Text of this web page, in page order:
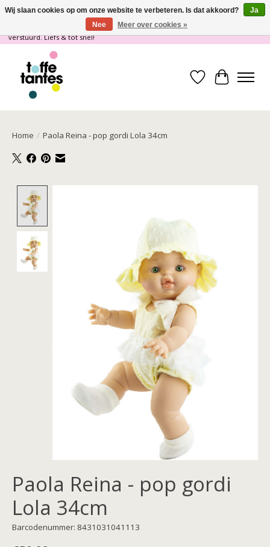
Wij gaan op vakantie! vanaf 4 juli t/m 21 juli worden er geen pakketjes
verstuurd. Liefs & tot snel!
Verlanglijst
Home / Paola Reina - pop gordi Lola 34cm
Paola Reina - pop gordi
Lola 34cm
Barcodenummer: 8431031041113
Wij slaan cookies op om onze website te verbeteren. Is dat akkoord?
Ja
Nee
Meer over cookies »